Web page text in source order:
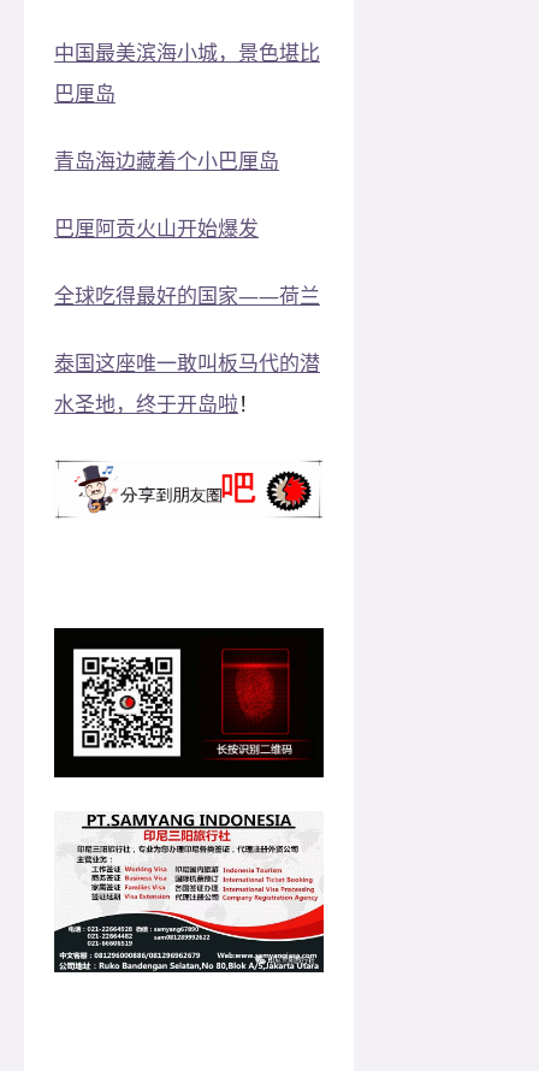
中国最美滨海小城，景色堪比
巴厘岛
青岛海边藏着个小巴厘岛
巴厘阿贡火山开始爆发
全球吃得最好的国家——荷兰
泰国这座唯一敢叫板马代的潜
水圣地，终于开岛啦！